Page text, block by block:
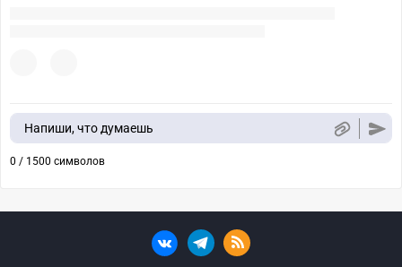
Напиши, что думаешь
0 / 1500 символов